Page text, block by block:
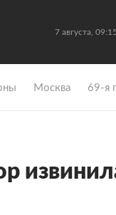
7 августа, 09:15
Москва 69-я